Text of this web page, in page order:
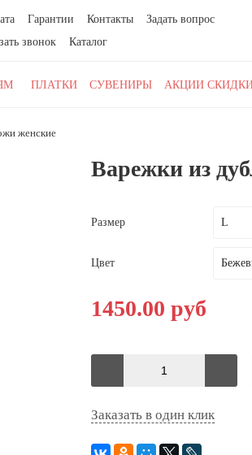
Гарантии Контакты
Задать вопрос
звонок
Каталог
ПЛАТКИ СУВЕНИРЫ АКЦИИ
женские
Варежки из
Размер
Цвет
1450.00 руб
Заказать в один клик